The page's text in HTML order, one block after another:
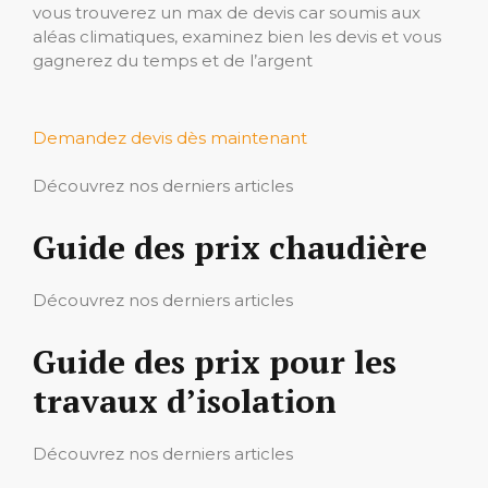
vous trouverez un max de devis car soumis aux
aléas climatiques, examinez bien les devis et vous
gagnerez du temps et de l’argent
Demandez devis dès maintenant
Découvrez nos derniers articles
Guide des prix chaudière
Découvrez nos derniers articles
Guide des prix pour les
travaux d’isolation
Découvrez nos derniers articles